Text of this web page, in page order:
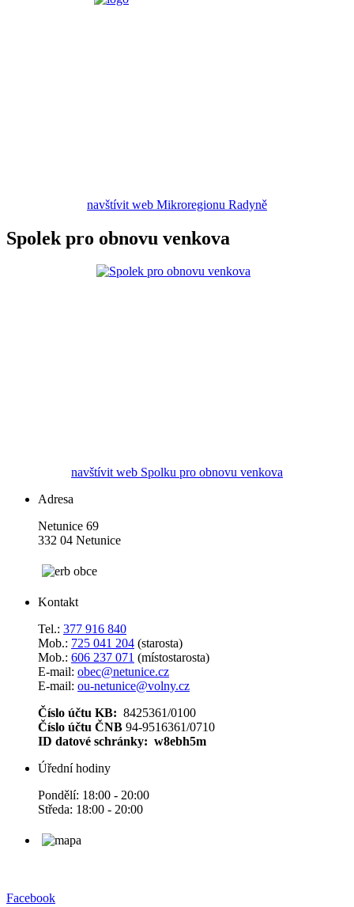
navštívit web Mikroregionu Radyně
Spolek pro obnovu venkova
navštívit web Spolku pro obnovu venkova
Adresa
Netunice 69
332 04 Netunice
Kontakt
Tel.: 377 916 840
Mob.: 725 041 204 (starosta)
Mob.: 606 237 071 (místostarosta)
E-mail: obec@netunice.cz
E-mail: ou-netunice@volny.cz
Číslo účtu KB: 8425361/0100
Číslo účtu ČNB 94-9516361/0710
ID datové schránky: w8ebh5m
Úřední hodiny
Pondělí: 18:00 - 20:00
Středa: 18:00 - 20:00
Facebook